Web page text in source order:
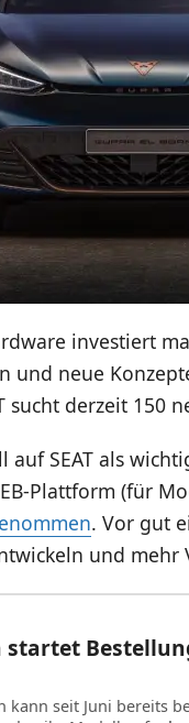
investiert
und neue
sucht derzeit 150
auf SEAT als
Plattform (für
. Vor gut
und
startet
kann seit Juni bereits